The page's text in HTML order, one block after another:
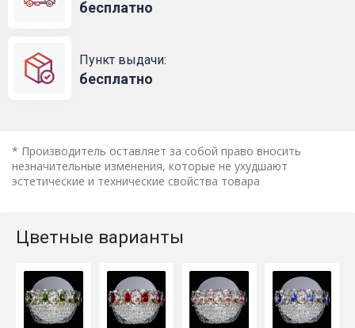
бесплатно
Пункт выдачи:
бесплатно
* Производитель оставляет за собой право вносить
незначительные изменения, которые не ухудшают
эстетические и технические свойства товара
Цветные варианты